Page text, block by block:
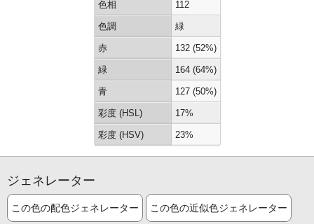
色相 112
色調 緑
赤 132 (52%)
緑 164 (64%)
青 127 (50%)
彩度 (HSL) 17%
彩度 (HSV) 23%
ジェネレーター
この色の配色ジェネレーター この色の近似色ジェネレーター